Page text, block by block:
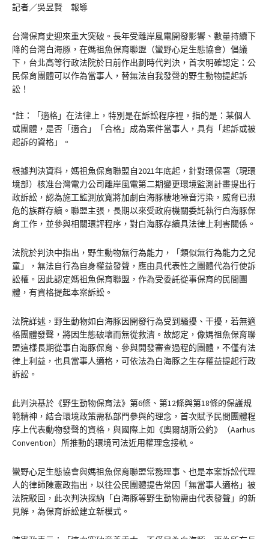
記者／吳昱賢 報導
台灣保育史迎來重大突破。長年受離岸風電開發影響、數量持續下
降的台灣白海豚，在媽祖魚保育聯盟（蠻野心足生態協會）倡議
下，台北高等行政法院於日前作出劃時代判決，首次明確認定：公
民保育團體可以作為當事人，替無法自我發聲的野生動物提起訴
訟！
*註：「適格」在法律上，特別是在訴訟程序裡，指的是：某個人
或團體，是否「適合」「合格」成為案件當事人，具有「起訴或被
起訴的資格」。
根據判決資料，媽祖魚保育聯盟自2021年底起，針對環保署（現環
境部）核准台灣電力公司離岸風電第二期變更環境監測計畫提出行
政訴訟，認為施工監測放寬將加劇白海豚棲地噪音污染，威脅已瀕
危的族群存續。聯盟主張，長期以來受政府機關委託執行白海豚保
育工作，並參與相關環評程序，對白海豚存續具法律上利害關係。
法院於判決中指出，野生動物無行為能力，「類似無行為能力之兒
童」，無法自行為自身權益發聲，應由具代表性之團體代為行使訴
訟權。因此認定媽祖魚保育聯盟，作為受委託從事保育的民間團
體，有資格提起本案訴訟​。
法院詳述，野生動物如白海豚因開發行為受到騷擾、干擾，若無適
格團體發聲，將因生態破壞而無從救濟。故認定，像媽祖魚保育聯
盟這樣長期從事白海豚保育、參與開發審查過程的團體，不僅有法
律上利益，也具當事人適格，可依法為白海豚之生存權益提起行政
訴訟。
此判決基於《野生動物保育法》第6條、第12條與第18條的保護規
範精神，結合環境政策需私部門參與的理念，首次賦予民間團體程
序上代表動物發聲的資格，與國際上如《奧爾胡斯公約》（Aarhus
Convention）所推動的環境司法近用權理念接軌。
蠻野心足生態協會與媽祖魚保育聯盟常務理事、也是本案訴訟代理
人的律師陳憲政指出，以往公民團體提告常因「無當事人適格」被
法院駁回，此次判決採納「白海豚等野生動物需由代表發聲」的新
見解，為保育訴訟建立新模式。